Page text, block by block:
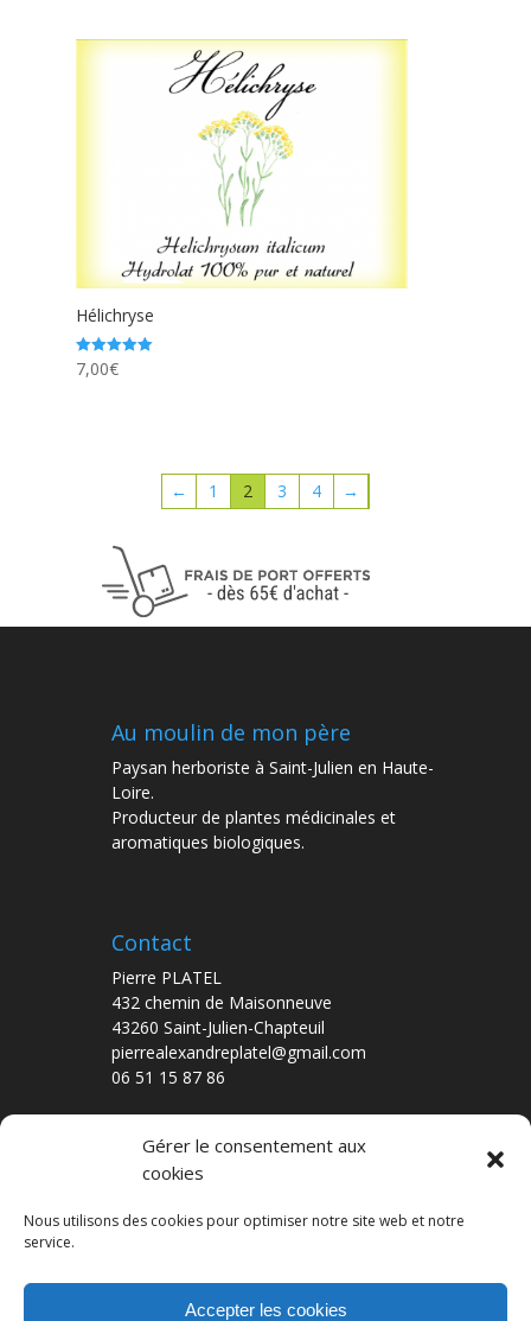
Gérer le consentement aux
cookies
Nous utilisons des cookies pour optimiser notre site web et notre
service.
Accepter les cookies
Hélichryse
Note
5.00
7,00€
← 1 2 3 4 →
Au moulin de mon père
Paysan herboriste à Saint-Julien en Haute-
Loire.
Producteur de plantes médicinales et
aromatiques biologiques.
Contact
Pierre PLATEL
432 chemin de Maisonneuve
43260 Saint-Julien-Chapteuil
pierrealexandreplatel@gmail.com
06 51 15 87 86
Nos dernières publications
De Ferme en Ferme – édition 2016